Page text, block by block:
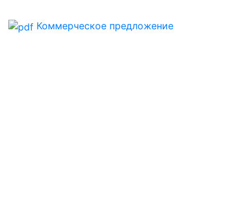
Коммерческое предложение